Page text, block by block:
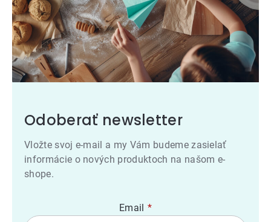
Odoberať newsletter
Vložte svoj e-mail a my Vám budeme zasielať
informácie o nových produktoch na našom e-
shope.
Email